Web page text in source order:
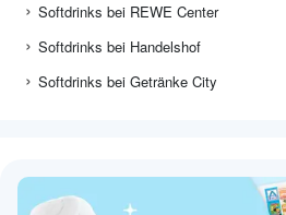
Softdrinks bei REWE Center
Softdrinks bei Handelshof
Softdrinks bei Getränke City